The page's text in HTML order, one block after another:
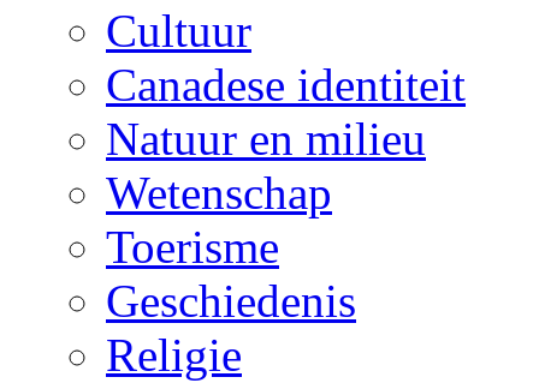
Cultuur
Canadese identiteit
Natuur en milieu
Wetenschap
Toerisme
Geschiedenis
Religie